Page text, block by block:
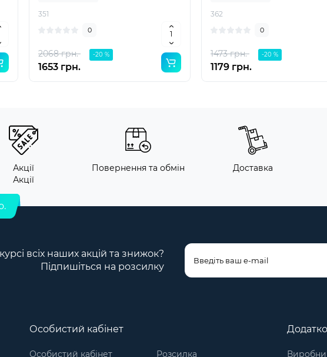
351
0
2068 грн. -20 %
1653 грн.
362
0
1473 грн. -20 %
1179 грн.
Акції
Акції
Повернення та обмін Доставка
всіх наших акцій та знижок?
Підпишіться на розсилку
Особистий кабінет
Особистий кабінет Розсилка